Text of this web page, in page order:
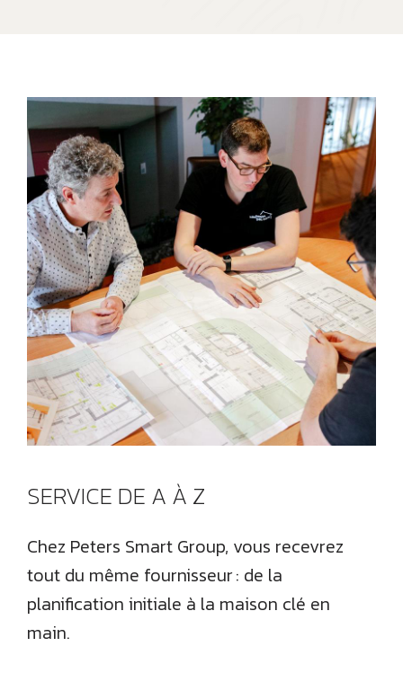
SERVICE DE A À Z
Chez Peters Smart Group, vous recevrez
tout du même fournisseur : de la
planification initiale à la maison clé en
main.